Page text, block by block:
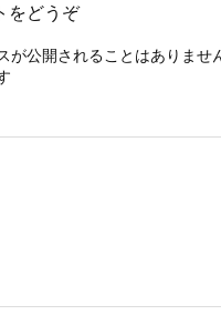
をどうぞ
が公開されることはありませ